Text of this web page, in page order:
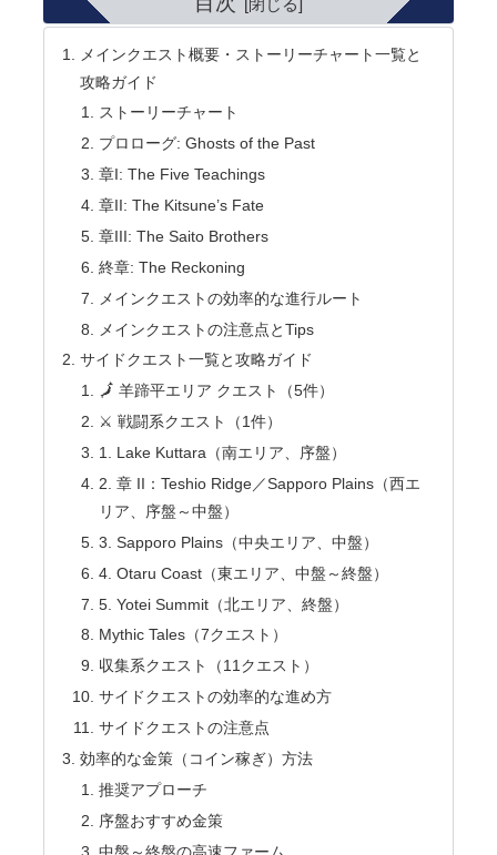
メインクエスト概要・ストーリーチャート一覧と
攻略ガイド
ストーリーチャート
プロローグ: Ghosts of the Past
章I: The Five Teachings
章II: The Kitsune’s Fate
章III: The Saito Brothers
終章: The Reckoning
メインクエストの効率的な進行ルート
メインクエストの注意点とTips
サイドクエスト一覧と攻略ガイド
🗾 羊蹄平エリア クエスト（5件）
⚔️ 戦闘系クエスト（1件）
1. Lake Kuttara（南エリア、序盤）
2. 章 II：Teshio Ridge／Sapporo Plains（西エ
リア、序盤～中盤）
3. Sapporo Plains（中央エリア、中盤）
4. Otaru Coast（東エリア、中盤～終盤）
5. Yotei Summit（北エリア、終盤）
Mythic Tales（7クエスト）
収集系クエスト（11クエスト）
サイドクエストの効率的な進め方
サイドクエストの注意点
効率的な金策（コイン稼ぎ）方法
推奨アプローチ
序盤おすすめ金策
中盤～終盤の高速ファーム